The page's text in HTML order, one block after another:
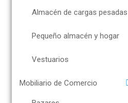
Almacén de cargas pesadas
Pequeño almacén y hogar
Vestuarios
Mobiliario de Comercio